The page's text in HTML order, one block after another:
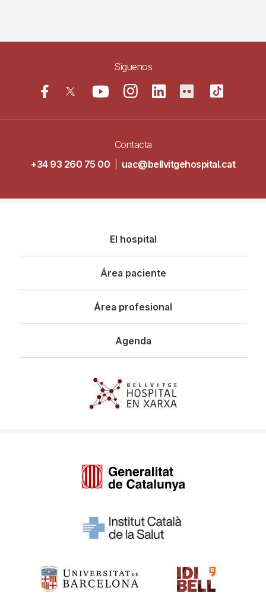
Siguenos
Contacta
+34 93 260 75 00
uac@bellvitgehospital.cat
principal
El hospital
Área paciente
Área profesional
Agenda